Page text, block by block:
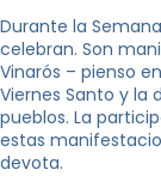
Durante la
celebran. Son
Vinarós – pienso
Viernes Santo y la
pueblos. La
estas
devota.